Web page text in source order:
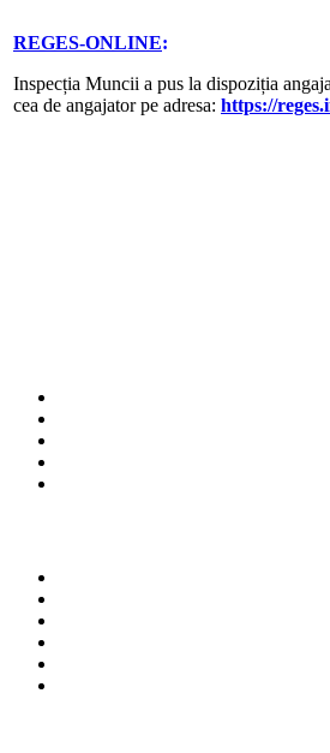
REGES-ONLINE:
Inspecția Muncii a pus la dispoziția
cea de angajator pe adresa: https://